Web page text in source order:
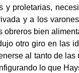
y proletarias,
y a los
obreros bien
otro giro en las
al tanto de
lo que